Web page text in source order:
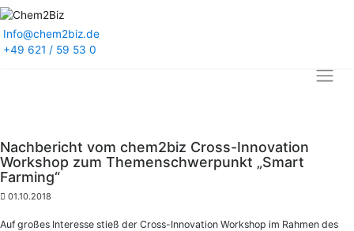
Info@chem2biz.de
+49 621 / 59 53 0
Nachbericht vom chem2biz Cross-Innovation
Workshop zum Themenschwerpunkt „Smart
Farming“
01.10.2018
Auf großes Interesse stieß der Cross-Innovation Workshop im Rahmen des